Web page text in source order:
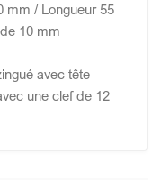
mm / Longueur 55
10 mm
avec tête
une clef de 12